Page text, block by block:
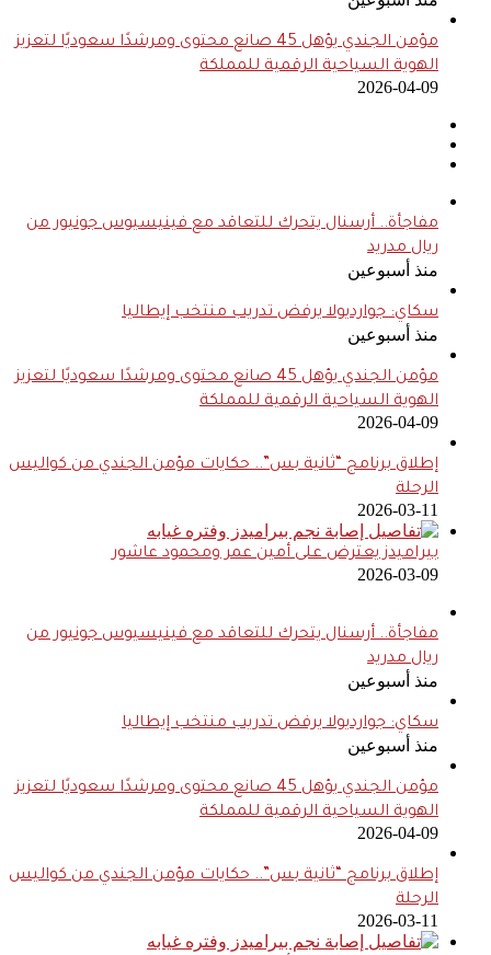
مؤمن الجندي يؤهل 45 صانع محتوى ومرشدًا سعوديًا لتعزيز
الهوية السياحية الرقمية للمملكة
2026-04-09
مفاجأة.. أرسنال يتحرك للتعاقد مع فينيسيوس جونيور من
ريال مدريد
منذ أسبوعين
سكاي: جوارديولا يرفض تدريب منتخب إيطاليا
منذ أسبوعين
مؤمن الجندي يؤهل 45 صانع محتوى ومرشدًا سعوديًا لتعزيز
الهوية السياحية الرقمية للمملكة
2026-04-09
إطلاق برنامج “ثانية بس”.. حكايات مؤمن الجندي من كواليس
الرحلة
2026-03-11
بيراميدز يعترض على أمين عمر ومحمود عاشور
2026-03-09
مفاجأة.. أرسنال يتحرك للتعاقد مع فينيسيوس جونيور من
ريال مدريد
منذ أسبوعين
سكاي: جوارديولا يرفض تدريب منتخب إيطاليا
منذ أسبوعين
مؤمن الجندي يؤهل 45 صانع محتوى ومرشدًا سعوديًا لتعزيز
الهوية السياحية الرقمية للمملكة
2026-04-09
إطلاق برنامج “ثانية بس”.. حكايات مؤمن الجندي من كواليس
الرحلة
2026-03-11